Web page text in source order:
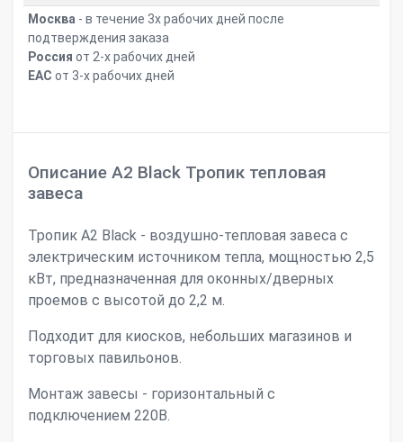
Москва - в течение 3х рабочих дней после
подтверждения заказа
Россия от 2-х рабочих дней
ЕАС от 3-х рабочих дней
Описание А2 Black Тропик тепловая
завеса
Тропик А2 Black - воздушно-тепловая завеса с
электрическим источником тепла, мощностью 2,5
кВт, предназначенная для оконных/дверных
проемов с высотой до 2,2 м.
Подходит для киосков, небольших магазинов и
торговых павильонов.
Монтаж завесы - горизонтальный с
подключением 220В.